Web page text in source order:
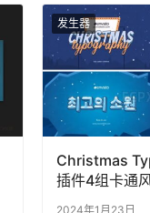
发生器
Christmas
插件4组卡通
2024年1月23日